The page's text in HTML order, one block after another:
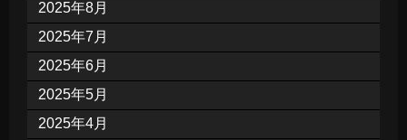
2025年8月
2025年7月
2025年6月
2025年5月
2025年4月